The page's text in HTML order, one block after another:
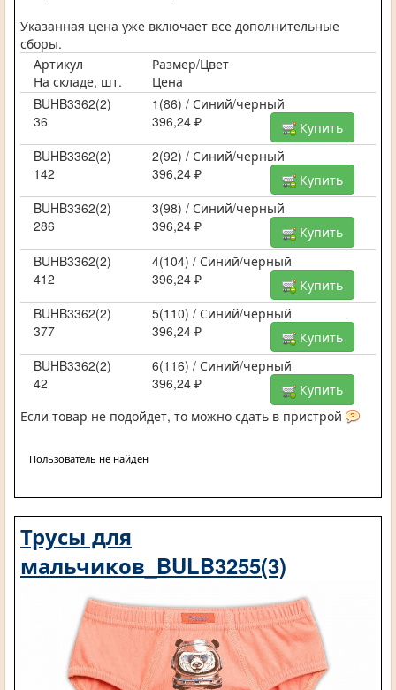
Указанная цена уже включает все дополнительные
сборы.
Артикул
Размер/Цвет
На складе, шт.
Цена
BUHB3362(2)
1(86) / Синий/черный
36
396,24 ₽
Купить
BUHB3362(2)
2(92) / Синий/черный
142
396,24 ₽
Купить
BUHB3362(2)
3(98) / Синий/черный
286
396,24 ₽
Купить
BUHB3362(2)
4(104) / Синий/черный
412
396,24 ₽
Купить
BUHB3362(2)
5(110) / Синий/черный
377
396,24 ₽
Купить
BUHB3362(2)
6(116) / Синий/черный
42
396,24 ₽
Купить
Если товар не подойдет, то можно сдать в пристрой
Пользователь не найден
Трусы для
мальчиков_BULB3255(3)